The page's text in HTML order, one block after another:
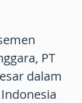
PT
dalam